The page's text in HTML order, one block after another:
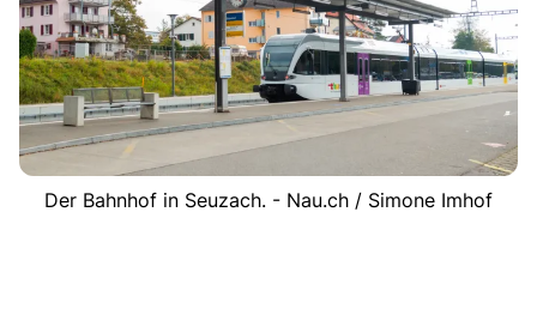
Der Bahnhof in Seuzach. - Nau.ch / Simone Imhof